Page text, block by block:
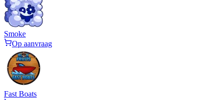
Smoke
Op aanvraag
Fast Boats